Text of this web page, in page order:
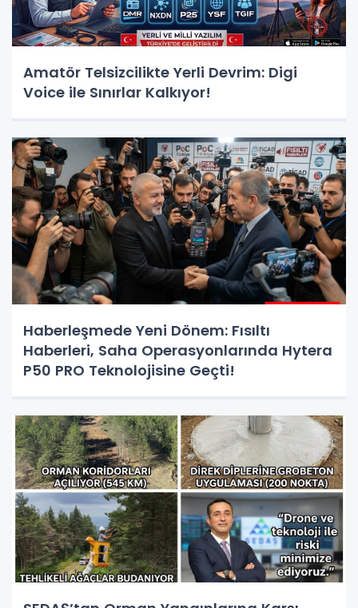
Amatör Telsizcilikte Yerli Devrim: Digi
Voice ile Sınırlar Kalkıyor!
Haberleşmede Yeni Dönem: Fısıltı
Haberleri, Saha Operasyonlarında Hytera
P50 PRO Teknolojisine Geçti!